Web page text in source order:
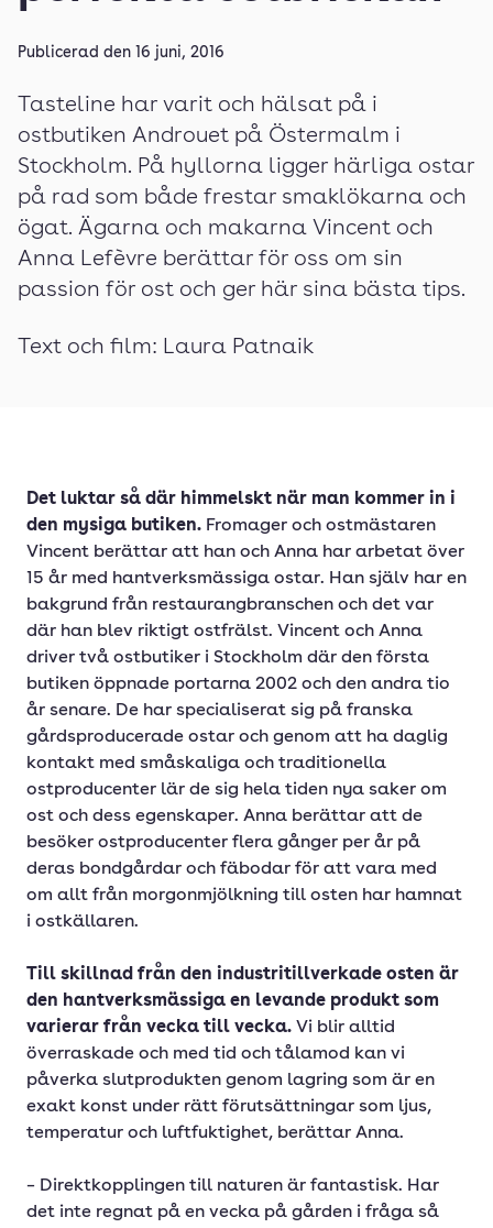
Publicerad den 16 juni, 2016
Tasteline har varit och hälsat på i
ostbutiken Androuet på Östermalm i
Stockholm. På hyllorna ligger härliga ostar
på rad som både frestar smaklökarna och
ögat. Ägarna och makarna Vincent och
Anna Lefèvre berättar för oss om sin
passion för ost och ger här sina bästa tips.
Text och film: Laura Patnaik
Det luktar så där himmelskt när man kommer in i
den mysiga butiken. Fromager och ostmästaren
Vincent berättar att han och Anna har arbetat över
15 år med hantverksmässiga ostar. Han själv har en
bakgrund från restaurangbranschen och det var
där han blev riktigt ostfrälst. Vincent och Anna
driver två ostbutiker i Stockholm där den första
butiken öppnade portarna 2002 och den andra tio
år senare. De har specialiserat sig på franska
gårdsproducerade ostar och genom att ha daglig
kontakt med småskaliga och traditionella
ostproducenter lär de sig hela tiden nya saker om
ost och dess egenskaper. Anna berättar att de
besöker ostproducenter flera gånger per år på
deras bondgårdar och fäbodar för att vara med
om allt från morgonmjölkning till osten har hamnat
i ostkällaren.
Till skillnad från den industritillverkade osten är
den hantverksmässiga en levande produkt som
varierar från vecka till vecka. Vi blir alltid
överraskade och med tid och tålamod kan vi
påverka slutprodukten genom lagring som är en
exakt konst under rätt förutsättningar som ljus,
temperatur och luftfuktighet, berättar Anna.
– Direktkopplingen till naturen är fantastisk. Har
det inte regnat på en vecka på gården i fråga så